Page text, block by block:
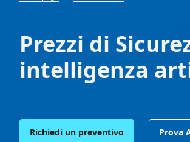
Prezzi di
intelligenza
Richiedi un preventivo Prova